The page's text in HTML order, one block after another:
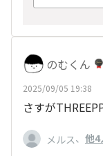
のむくん
2025/09/05 19:38
さすが
メルス、 他4